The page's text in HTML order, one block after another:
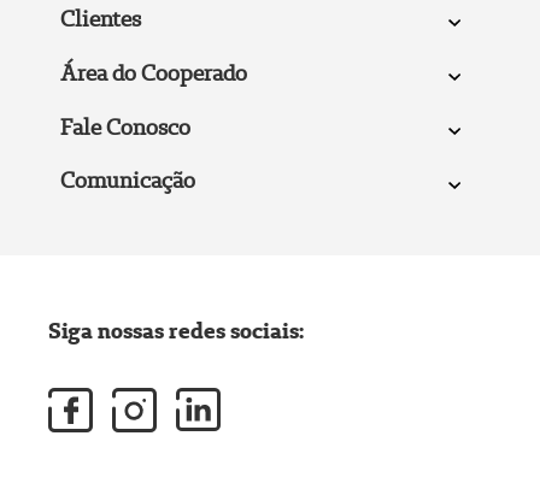
Clientes
Área do Cooperado
Fale Conosco
Comunicação
Siga nossas redes sociais: